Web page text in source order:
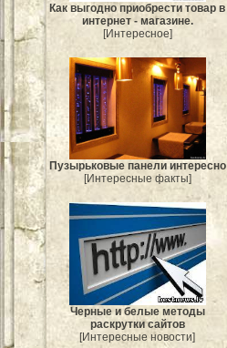
Как выгодно приобрести товар в
интернет - магазине.
[Интересное]
Пузырьковые панели интересно
[Интересные факты]
Черные и белые методы
раскрутки сайтов
[Интересные новости]